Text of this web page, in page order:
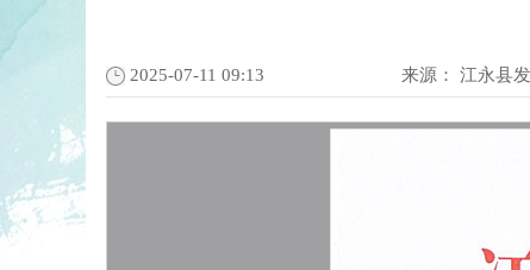
2025-07-11 09:13 来源： 江永县